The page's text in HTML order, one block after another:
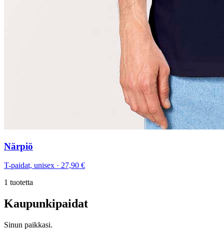
Närpiö
T-paidat, unisex · 27,90 €
1 tuotetta
Kaupunkipaidat
Sinun paikkasi.